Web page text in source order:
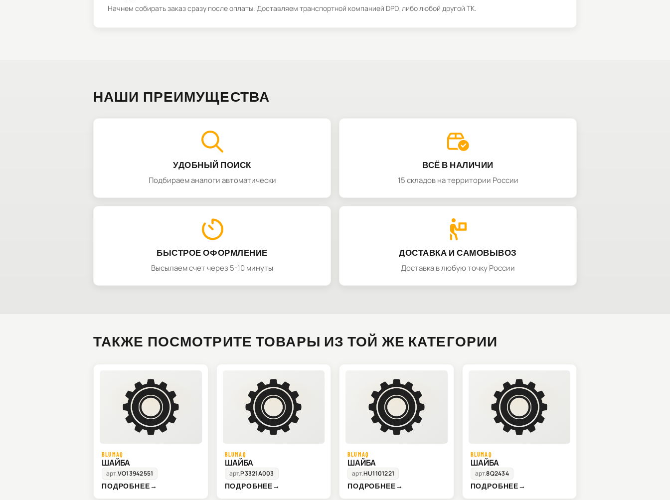
Начнем собирать заказ сразу после оплаты. Доставляем транспортной компанией DPD, либо любой другой ТК.
НАШИ ПРЕИМУЩЕСТВА
УДОБНЫЙ ПОИСК
Подбираем аналоги автоматически
ВСЁ В НАЛИЧИИ
15 складов на территории России
БЫСТРОЕ ОФОРМЛЕНИЕ
Высылаем счет через 5-10 минуты
ДОСТАВКА И САМОВЫВОЗ
Доставка в любую точку России
ТАКЖЕ ПОСМОТРИТЕ ТОВАРЫ ИЗ ТОЙ ЖЕ КАТЕГОРИИ
BLUMAQ
ШАЙБА
арт.VO13942551
ПОДРОБНЕЕ→
BLUMAQ
ШАЙБА
арт.P3321A003
ПОДРОБНЕЕ→
BLUMAQ
ШАЙБА
арт.HU1101221
ПОДРОБНЕЕ→
BLUMAQ
ШАЙБА
арт.8Q2434
ПОДРОБНЕЕ→